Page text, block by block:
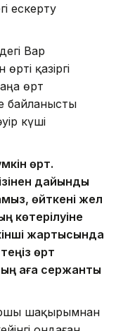
ескерту
Вар
қазіргі
өрт
байланысты
күші
өрт.
дайындық
өйткені жел
көтерілуіне
жартысында
өрт
аға сержанты
шақырымнан